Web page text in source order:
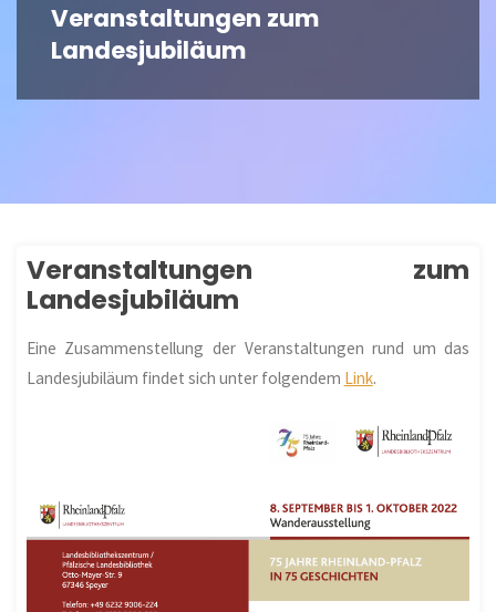
Veranstaltungen zum
Landesjubiläum
Veranstaltungen zum
Landesjubiläum
Eine Zusammenstellung der Veranstaltungen rund um das
Landesjubiläum findet sich unter folgendem Link.